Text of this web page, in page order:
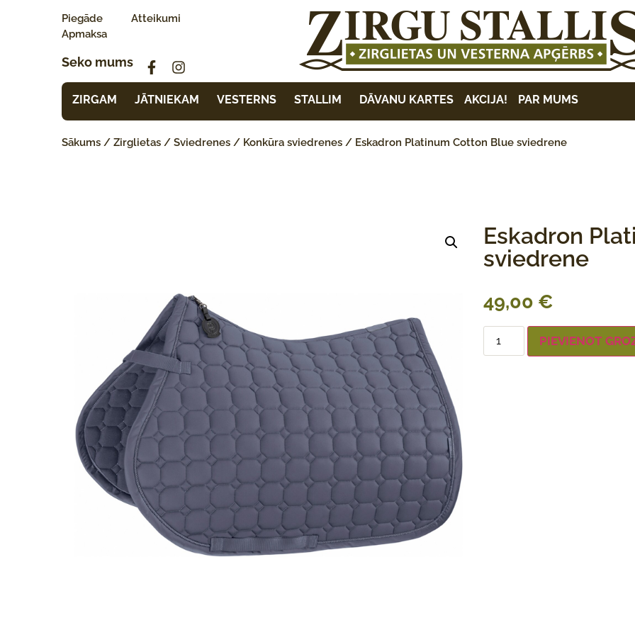
Piegāde
Apmaksa
Atteikumi
Seko mums
ZIRGAM JĀTNIEKAM VESTERNS STALLIM DĀVANU KARTES AKCIJA! PAR MUMS
Sākums / Zirglietas / Sviedrenes / Konkūra sviedrenes / Eskadron Platinum Cotton Blue sviedrene
Eskadron
sviedrene
49,00 €
PIEVIENOT